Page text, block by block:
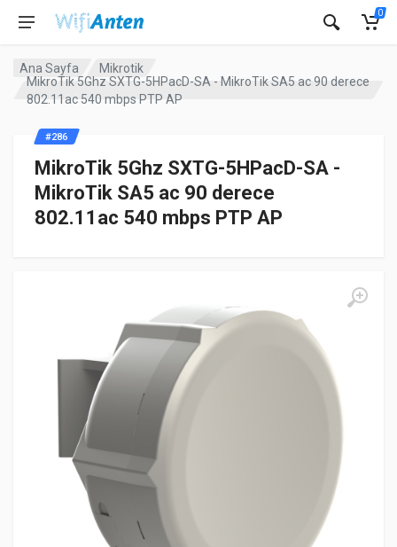
0
Ana Sayfa
Mikrotik
MikroTik 5Ghz SXTG-5HPacD-SA - MikroTik SA5 ac 90 derece
802.11ac 540 mbps PTP AP
MikroTik 5Ghz SXTG-5HPacD-SA -
MikroTik SA5 ac 90 derece
802.11ac 540 mbps PTP AP
#286